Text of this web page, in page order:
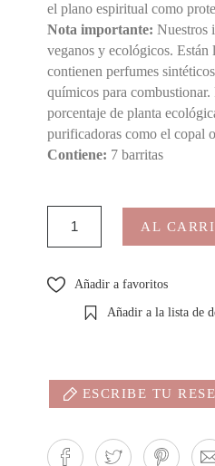
el plano espiritual como
Nota importante:Nuestros
veganos y ecológicos.
contienen perfumes
químicos para combustionar.
porcentaje de planta
purificadoras como el copal
Contiene: 7 barritas
AL
Añadir a favoritos
Añadir a la lista de
ESCRIBE TU